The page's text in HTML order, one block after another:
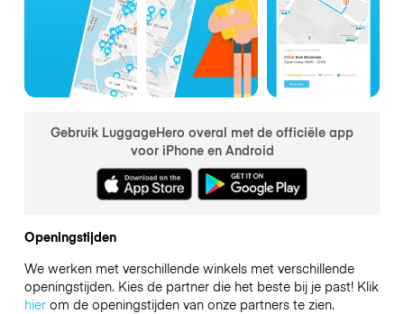
Gebruik LuggageHero overal met de officiële app
voor iPhone en Android
Openingstijden
We werken met verschillende winkels met verschillende
openingstijden. Kies de partner die het beste bij je past! Klik
hierom de openingstijden van onze partners te zien.